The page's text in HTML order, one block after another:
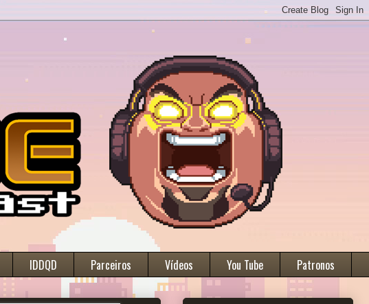
IDDQD Parceiros Vídeos You Tube Patronos